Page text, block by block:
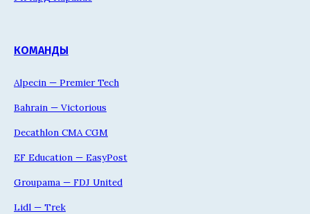
КОМАНДЫ
Alpecin — Premier Tech
Bahrain — Victorious
Decathlon CMA CGM
EF Education — EasyPost
Groupama — FDJ United
Lidl — Trek